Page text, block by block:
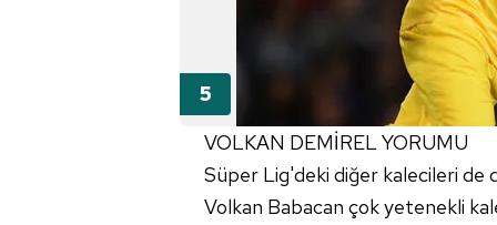
VOLKAN DEMİREL YORUMU
Süper Lig'deki diğer kalecileri de
Volkan Babacan çok yetenekli